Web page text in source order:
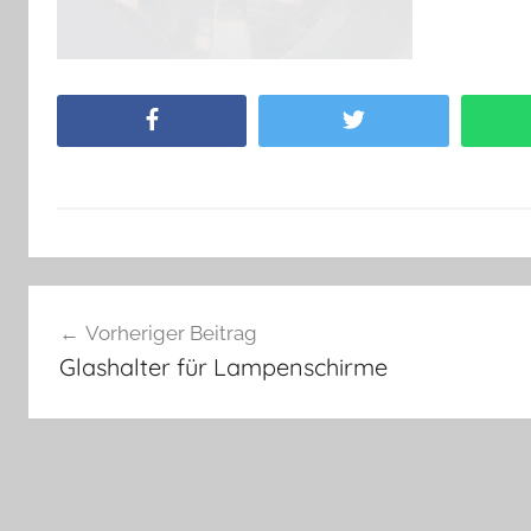
Twitter
Vorheriger Beitrag
Glashalter für Lampenschirme